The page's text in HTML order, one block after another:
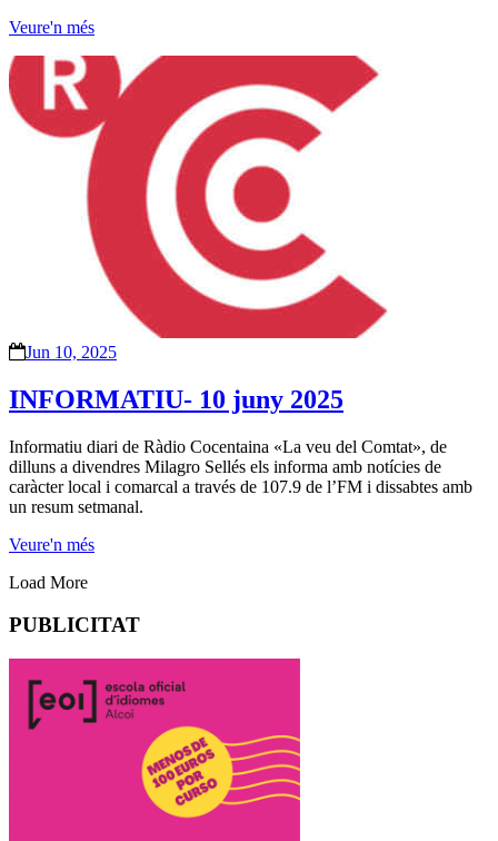
Veure'n més
Jun 10, 2025
INFORMATIU- 10 juny 2025
Informatiu diari de Ràdio Cocentaina «La veu del Comtat», de
dilluns a divendres Milagro Sellés els informa amb notícies de
caràcter local i comarcal a través de 107.9 de l’FM i dissabtes amb
un resum setmanal.
Veure'n més
Load More
PUBLICITAT